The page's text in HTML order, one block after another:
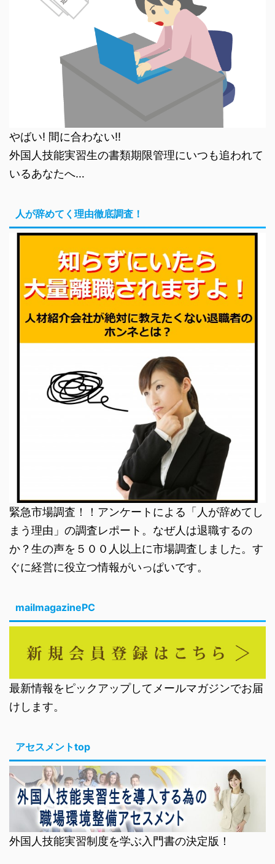
やばい! 間に合わない!!
外国人技能実習生の書類期限管理にいつも追われて
いるあなたへ…
人が辞めてく理由徹底調査！
緊急市場調査！！アンケートによる「人が辞めてし
まう理由」の調査レポート。なぜ人は退職するの
か？生の声を５００人以上に市場調査しました。す
ぐに経営に役立つ情報がいっぱいです。
mailmagazinePC
最新情報をピックアップしてメールマガジンでお届
けします。
アセスメントtop
外国人技能実習制度を学ぶ入門書の決定版！